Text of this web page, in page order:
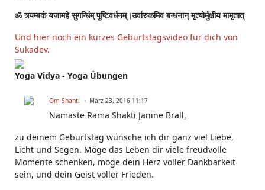
ॐ त्र्यम्बकं यजामहे सुगन्धिंम् पुष्टिवर्धनम्।उर्वारुकमिव बन्धनान् मृत्योर्मुक्षीय मामृतात्
Und hier noch ein kurzes Geburtstagsvideo für dich von
Sukadev.
Yoga Vidya - Yoga Übungen
Om Shanti März 23, 2016 11:17
Namaste Rama Shakti Janine Brall,
zu deinem Geburtstag wünsche ich dir ganz viel Liebe,
Licht und Segen. Möge das Leben dir viele freudvolle
Momente schenken, möge dein Herz voller Dankbarkeit
sein, und dein Geist voller Frieden.